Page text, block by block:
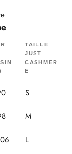
TAILLE
JUST
CASHMER
E
S
M
L